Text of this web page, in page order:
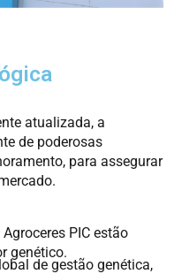
atualizada, a
de poderosas
para assegurar
PIC estão
genético.
de gestão genética,